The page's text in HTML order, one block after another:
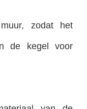
zodat het
de kegel voor